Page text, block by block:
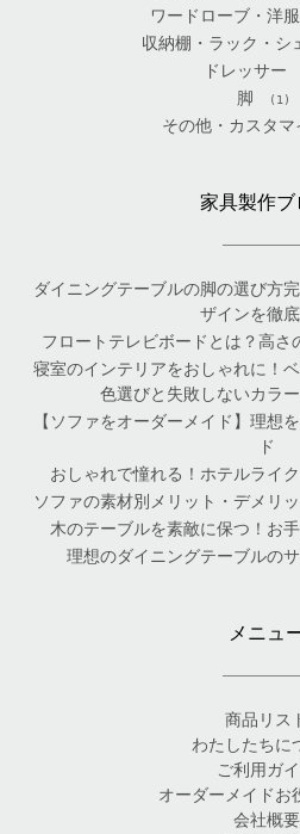
ワードローブ・洋
収納棚・ラック・シ
ドレッサー
脚 (1)
その他・カスタマ
家具製作ブ
ダイニングテーブルの脚の選び方
ザインを徹
フロートテレビボードとは？高さ
寝室のインテリアをおしゃれに！
色選びと失敗しないカラ
【ソファをオーダーメイド】理想
ド
おしゃれで憧れる！ホテルライ
ソファの素材別メリット・デメリ
木のテーブルを素敵に保つ！お
理想のダイニングテーブルの
メニュ
商品リス
わたしたちに
ご利用ガ
オーダーメイドお
会社概要